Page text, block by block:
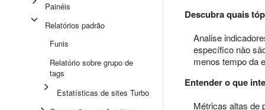
Painéis
Relatórios padrão
Funis
Relatório sobre grupo de
tags
Estatísticas de sites Turbo
Descubra quais
Analise
específico não
menos tempo da
Entender o que
Métricas altas de